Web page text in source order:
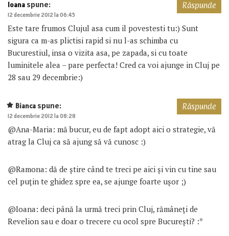
Ioana spune:
12 decembrie 2012 la 06:45
Este tare frumos Clujul asa cum il povestesti tu:) Sunt
sigura ca m-as plictisi rapid si nu l-as schimba cu
Bucurestiul, insa o vizita asa, pe zapada, si cu toate
luminitele alea – pare perfecta! Cred ca voi ajunge in Cluj pe
28 sau 29 decembrie:)
Răspunde
Bianca spune:
12 decembrie 2012 la 08:28
@Ana-Maria: mă bucur, eu de fapt adopt aici o strategie, vă
atrag la Cluj ca să ajung să vă cunosc :)
@Ramona: dă de știre când te treci pe aici și vin cu tine sau
cel puțin te ghidez spre ea, se ajunge foarte ușor ;)
@Ioana: deci până la urmă treci prin Cluj, rămâneți de
Revelion sau e doar o trecere cu ocol spre București? :*
Răspunde